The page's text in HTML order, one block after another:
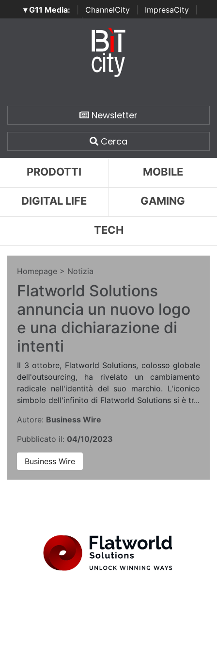
▾ G11 Media: ChannelCity ImpresaCity
SecurityOpenLab | Italian Channel Awards | Italian
Italian Security Awards
Newsletter
Cerca
PRODOTTI MOBILE
DIGITAL LIFE GAMING
TECH
Homepage > Notizia
Flatworld Solutions
annuncia un nuovo logo
e una dichiarazione di
intenti
Il 3 ottobre, Flatworld Solutions, colosso globale
dell'outsourcing, ha rivelato un cambiamento
radicale nell'identità del suo marchio. L'iconico
simbolo dell'infinito di Flatworld Solutions si è tr...
Autore: Business Wire
Pubblicato il: 04/10/2023
Business Wire